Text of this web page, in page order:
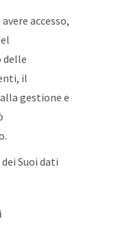
accesso,
il
gestione e
Suoi dati